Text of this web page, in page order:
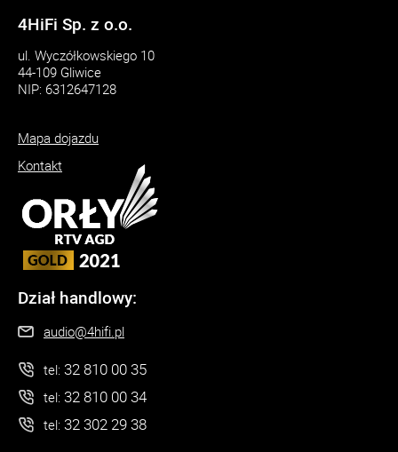
4HiFi Sp. z o.o.
ul. Wyczółkowskiego 10
44-109 Gliwice
NIP: 6312647128
Mapa dojazdu
Kontakt
Dział handlowy:
audio@4hifi.pl
tel: 32 810 00 35
tel: 32 810 00 34
tel: 32 302 29 38